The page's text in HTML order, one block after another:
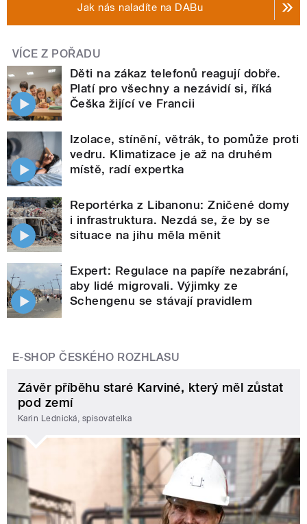
Jak nás naladíte na DABu
VÍCE Z POŘADU
Děti na zákaz telefonů reagují dobře.
Platí pro všechny a nezávidí si, říká
Češka žijící ve Francii
Izolace, stínění, větrák, to pomůže proti
vedru. Klimatizace je až na druhém
místě, radí expertka
Reportérka z Libanonu: Zničené domy
i infrastruktura. Nezdá se, že by se
situace na jihu měla měnit
Expert: Regulace na papíře nezabrání,
aby lidé migrovali. Výjimky ze
Schengenu se stávají pravidlem
E-SHOP ČESKÉHO ROZHLASU
Závěr příběhu staré Karviné, který měl zůstat
pod zemí
Karin Lednická, spisovatelka